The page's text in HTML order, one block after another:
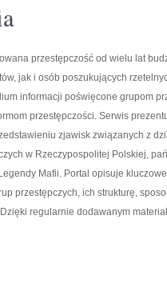
przestępczość od wielu lat
jak i osób poszukujących
informacji poświęcone grupom
przestępczości. Serwis
zjawisk związanych z
w Rzeczypospolitej Polskiej,
Mafii. Portal opisuje
przestępczych, ich strukturę,
regularnie dodawanym